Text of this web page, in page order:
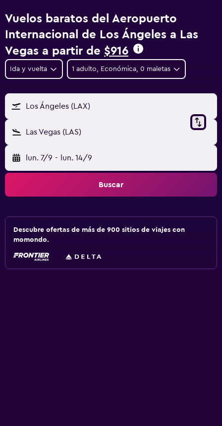
Vuelos baratos del Aeropuerto
Internacional de Los Ángeles a Las
Vegas a partir de $916
Ida y vuelta 1 adulto, Económica, 0 maletas
Los Ángeles (LAX)
Las Vegas (LAS)
lun. 7/9 - lun. 14/9
Buscar
Descubre ofertas de más de 900 sitios de viajes con
momondo.